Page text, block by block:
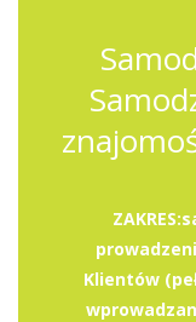
Klientów